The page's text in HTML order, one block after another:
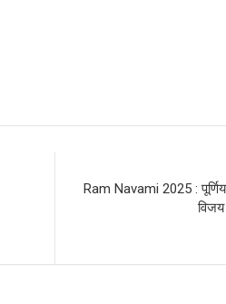
Ram Navami 2025 :